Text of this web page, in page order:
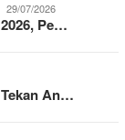
29/07/2026
Pe…
An…